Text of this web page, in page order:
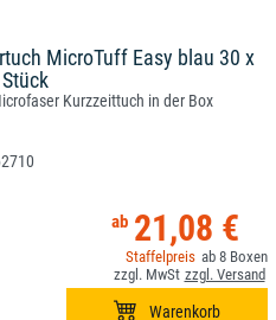
MicroTuff Easy blau 30 x
Kurzzeittuch in der Box
21,08 €
8